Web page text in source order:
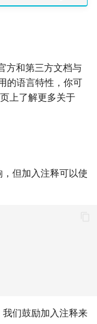
方和第三方文档与
的语言特性，你可
上了解更多关于
但加入注释可以使
们鼓励加入注释来